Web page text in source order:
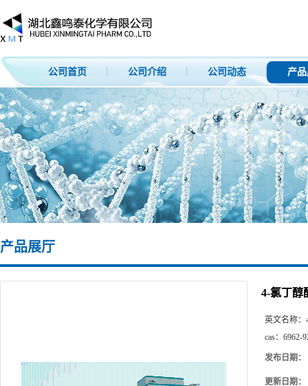
公司首页 公司介绍 公司动态 产
产品展厅
4-氯丁醇
英文名称：
cas： 6962-
发布日期：
更新日期：